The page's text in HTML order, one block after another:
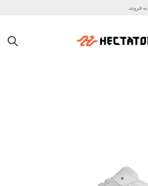
به فروشگاه اینترنتی هکتاتون خوش آمدید !